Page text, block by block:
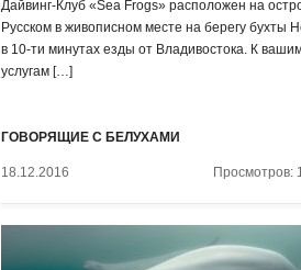
Дайвинг-Клуб «Sea Frogs» расположен на
Русском в живописном месте на берегу бухты
в 10-ти минутах езды от Владивостока. К
услугам […]
ГОВОРЯЩИЕ С БЕЛУХАМИ
18.12.2016 Просмотров: